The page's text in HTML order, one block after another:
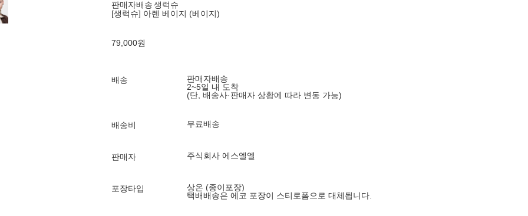
판매자배송생럭슈
[생럭슈] 아렌 베이지 (베이지)
79,000원
배송
판매자배송
2~5일 내 도착
(단, 배송사·판매자 상황에 따라 변동 가능)
배송비 무료배송
판매자 주식회사 에스엘엘
포장타입
상온 (종이포장)
택배배송은 에코 포장이 스티로폼으로 대체됩니다.